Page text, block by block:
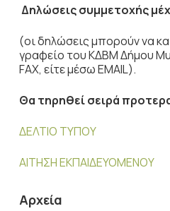
Δηλώσεις συμμετοχής
(οι δηλώσεις μπορούν να
γραφείο του ΚΔΒΜ Δήμου
FAX, είτε μέσω EMAIL).
Θα τηρηθεί σειρά
ΔΕΛΤΙΟ ΤΥΠΟΥ
ΑΙΤΗΣΗ ΕΚΠΑΙΔΕΥΟΜΕΝΟΥ
Αρχεία